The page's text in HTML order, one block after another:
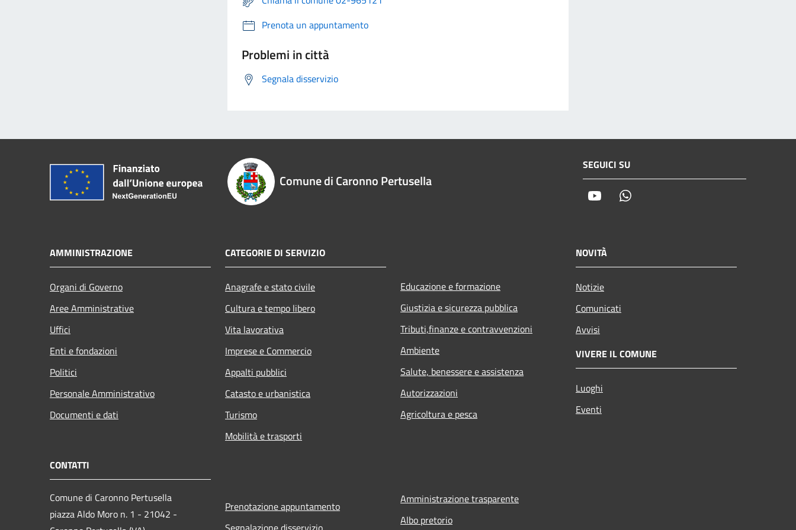
Prenota un appuntamento
Problemi in città
Segnala disservizio
Comune di Caronno Pertusella
SEGUICI SU
Youtube
AMMINISTRAZIONE
Organi di Governo
Aree Amministrative
Uffici
Enti e fondazioni
Politici
Personale Amministrativo
Documenti e dati
CATEGORIE DI SERVIZIO
Anagrafe e stato civile
Cultura e tempo libero
Vita lavorativa
Imprese e Commercio
Appalti pubblici
Catasto e urbanistica
Turismo
Mobilità e trasporti
Educazione e formazione
Giustizia e sicurezza pubblica
Tributi,finanze e contravvenzioni
Ambiente
Salute, benessere e assistenza
Autorizzazioni
Agricoltura e pesca
NOVITÀ
Notizie
Comunicati
Avvisi
VIVERE IL COMUNE
Luoghi
Eventi
CONTATTI
Comune di Caronno Pertusella
piazza Aldo Moro n. 1 - 21042 -
Prenotazione appuntamento
Amministrazione trasparente
Albo pretorio